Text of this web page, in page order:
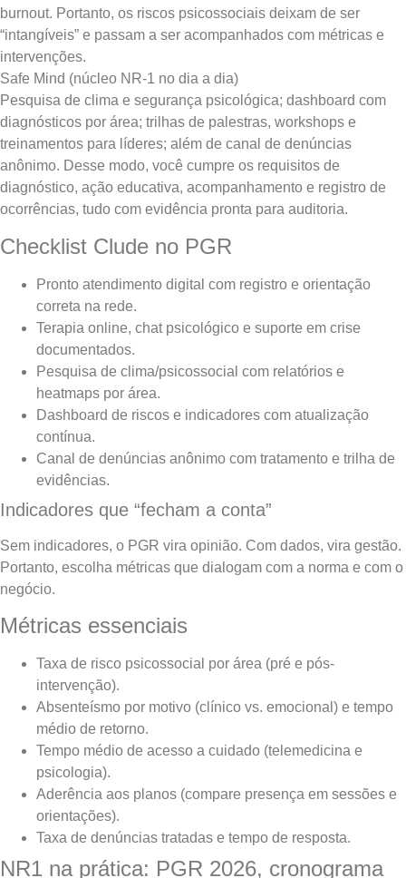
burnout. Portanto, os riscos psicossociais deixam de ser
“intangíveis” e passam a ser acompanhados com métricas e
intervenções.
Safe Mind (núcleo NR-1 no dia a dia)
Pesquisa de clima e segurança psicológica; dashboard com
diagnósticos por área; trilhas de palestras, workshops e
treinamentos para líderes; além de canal de denúncias
anônimo. Desse modo, você cumpre os requisitos de
diagnóstico, ação educativa, acompanhamento e registro de
ocorrências, tudo com evidência pronta para auditoria.
Checklist Clude no PGR
Pronto atendimento digital com registro e orientação
correta na rede.
Terapia online, chat psicológico e suporte em crise
documentados.
Pesquisa de clima/psicossocial com relatórios e
heatmaps por área.
Dashboard de riscos e indicadores com atualização
contínua.
Canal de denúncias anônimo com tratamento e trilha de
evidências.
Indicadores que “fecham a conta”
Sem indicadores, o PGR vira opinião. Com dados, vira gestão.
Portanto, escolha métricas que dialogam com a norma e com o
negócio.
Métricas essenciais
Taxa de risco psicossocial por área (pré e pós-
intervenção).
Absenteísmo por motivo (clínico vs. emocional) e tempo
médio de retorno.
Tempo médio de acesso a cuidado (telemedicina e
psicologia).
Aderência aos planos (compare presença em sessões e
orientações).
Taxa de denúncias tratadas e tempo de resposta.
NR1 na prática: PGR 2026, cronograma